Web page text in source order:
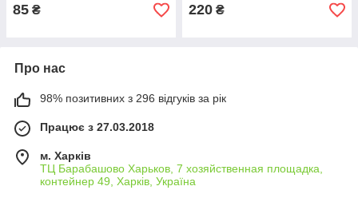
85 ₴ 220 ₴
Про нас
98% позитивних з 296 відгуків за рік
Працює з 27.03.2018
м. Харків
ТЦ Барабашово Харьков, 7 хозяйственная площадка,
контейнер 49, Харків, Україна